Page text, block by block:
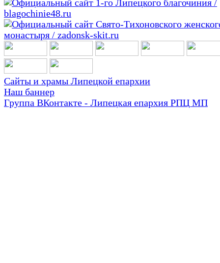
Сайты и храмы Липецкой епархии
Наш баннер
Группа ВКонтакте - Липецкая епархия РПЦ МП